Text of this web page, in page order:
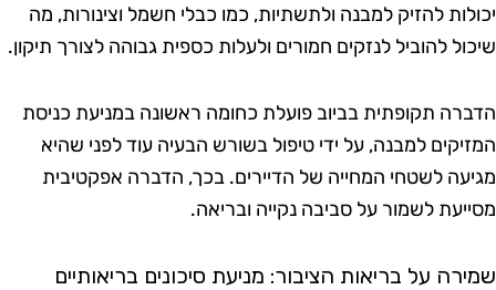
להזיק למבנה ולתשתיות, כמו כבלי חשמל וצינורות, מה
להוביל לנזקים חמורים ולעלות כספית גבוהה לצורך תיקון.
תקופתית בביוב פועלת כחומה ראשונה במניעת כניסת
למבנה, על ידי טיפול בשורש הבעיה עוד לפני שהיא
לשטחי המחייה של הדיירים. בכך, הדברה אפקטיבית
לשמור על סביבה נקייה ובריאה.
על בריאות הציבור: מניעת סיכונים בריאותיים